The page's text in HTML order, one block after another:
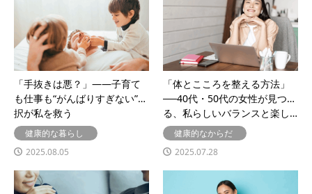
「手抜きは悪？」——子育て
も仕事も“がんばりすぎない”選
択が私を救う
健康的な暮らし
2025.08.05
「体とこころを整える方法」
──40代・50代の女性が見つけ
る、私らしいバランスと楽し…
健康的なからだ
2025.07.28